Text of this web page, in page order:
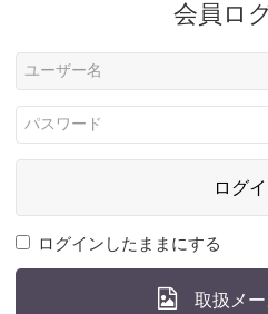
会員ロ
ログ
ログインしたままにする
取扱メ